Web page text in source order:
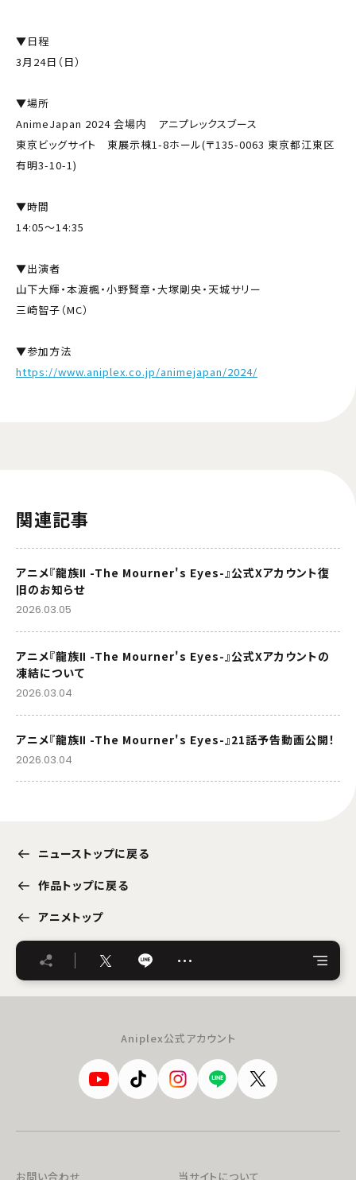
▼日程
3月24日（日）
▼場所
AnimeJapan 2024 会場内 アニプレックスブース
東京ビッグサイト 東展示棟1-8ホール(〒135-0063 東京都江東区
有明3-10-1)
▼時間
14:05～14:35
▼出演者
山下大輝・本渡楓・小野賢章・大塚剛央・天城サリー
三崎智子（MC）
▼参加方法
https://www.aniplex.co.jp/animejapan/2024/
関連記事
アニメ『龍族Ⅱ -The Mourner's Eyes-』公式Xアカウント復
旧のお知らせ
2026.03.05
アニメ『龍族Ⅱ -The Mourner's Eyes-』公式Xアカウントの
凍結について
2026.03.04
アニメ『龍族Ⅱ -The Mourner's Eyes-』21話予告動画公開！
2026.03.04
ニューストップに戻る
作品トップに戻る
アニメトップ
…
Aniplex公式アカウント
お問い合わせ 当サイトについて